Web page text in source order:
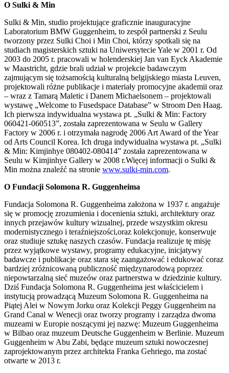
O Sulki & Min
Sulki & Min, studio projektujące graficznie inauguracyjne
Laboratorium BMW Guggenheim, to zespół partnerski z Seulu
tworzony przez Sulki Choi i Min Choi, którzy spotkali się na
studiach magisterskich sztuki na Uniwersytecie Yale w 2001 r. Od
2003 do 2005 r. pracowali w holenderskiej Jan van Eyck Akademie
w Maastricht, gdzie brali udział w projekcie badawczym
zajmującym się tożsamością kulturalną belgijskiego miasta Leuven,
projektowali różne publikacje i materiały promocyjne akademii oraz
– wraz z Tamarą Maletic i Danem Michaelsonem – projektowali
wystawę „Welcome to Fusedspace Database” w Stroom Den Haag.
Ich pierwsza indywidualna wystawa pt. „Sulki & Min: Factory
060421-060513”, została zaprezentowana w Seulu w Gallery
Factory w 2006 r. i otrzymała nagrodę 2006 Art Award of the Year
od Arts Council Korea. Ich druga indywidualna wystawa pt. „Sulki
& Min: Kimjinhye 080402-080414” została zaprezentowana w
Seulu w Kimjinhye Gallery w 2008 r.Więcej informacji o Sulki &
Min można znaleźć na stronie www.sulki-min.com.
O Fundacji Solomona R. Guggenheima
Fundacja Solomona R. Guggenheima założona w 1937 r. angażuje
się w promocję zrozumienia i docenienia sztuki, architektury oraz
innych przejawów kultury wizualnej, przede wszystkim okresu
modernistycznego i teraźniejszości,oraz kolekcjonuje, konserwuje
oraz studiuje sztukę naszych czasów. Fundacja realizuje tę misję
przez wyjątkowe wystawy, programy edukacyjne, inicjatywy
badawcze i publikacje oraz stara się zaangażować i edukować coraz
bardziej zróżnicowaną publiczność międzynarodową poprzez
niepowtarzalną sieć muzeów oraz partnerstwa w dziedzinie kultury.
Dziś Fundacja Solomona R. Guggenheima jest właścicielem i
instytucją prowadzącą Muzeum Solomona R. Guggenheima na
Piątej Alei w Nowym Jorku oraz Kolekcji Peggy Guggenheim na
Grand Canal w Wenecji oraz tworzy programy i zarządza dwoma
muzeami w Europie noszącymi jej nazwę: Muzeum Guggenheima
w Bilbao oraz muzeum Deutsche Guggenheim w Berlinie. Muzeum
Guggenheim w Abu Zabi, będące muzeum sztuki nowoczesnej
zaprojektowanym przez architekta Franka Gehriego, ma zostać
otwarte w 2013 r.